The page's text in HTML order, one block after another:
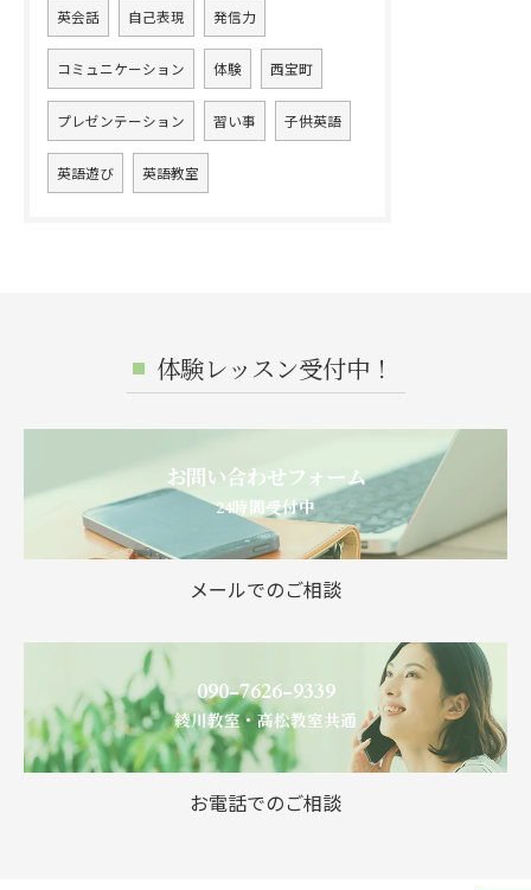
英会話 自己表現 発信力
コミュニケーション 体験 西宝町
プレゼンテーション 習い事 子供英語
英語遊び 英語教室
体験レッスン受付中！
お問い合わせフォーム
24時間受付中
メールでのご相談
090-7626-9339
綾川教室・高松教室共通
お電話でのご相談